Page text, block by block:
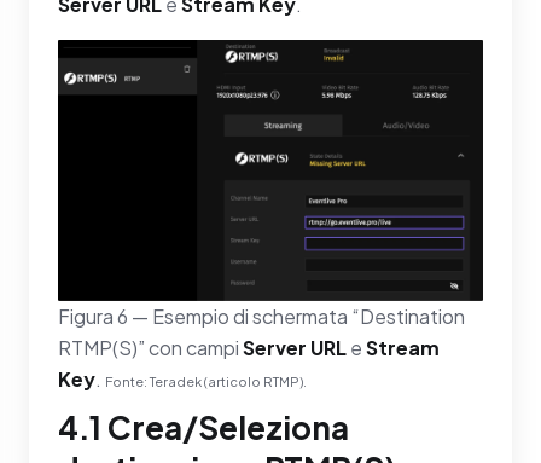
Figura 6 — Esempio di schermata “Destination
RTMP(S)” con campiServer URLeStream
Key. Fonte: Teradek (articolo RTMP).
4.1 Crea/Seleziona